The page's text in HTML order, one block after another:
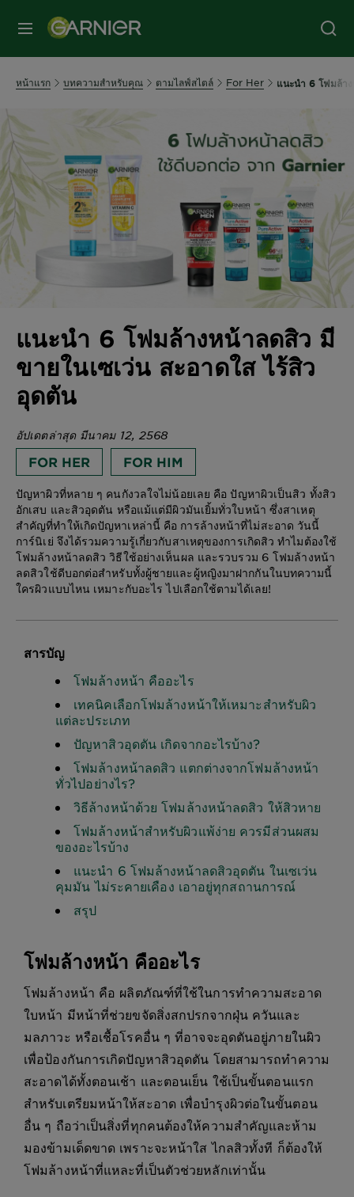
หน้าแรก บทความสำหรับคุณ ตามไลฟ์สไตล์ For Her แนะนำ 6 โฟมล้า
แนะนำ 6 โฟมล้างหน้าลดสิว มี
ขายในเซเว่น สะอาดใส ไร้สิว
อุดตัน
อัปเดตล่าสุด มีนาคม 12, 2568
FOR HER FOR HIM
ปัญหาผิวที่หลาย ๆ คนกังวลใจไม่น้อยเลย คือ ปัญหาผิวเป็นสิว ทั้งสิว
อักเสบ และสิวอุดตัน หรือแม้แต่มีผิวมันเยิ้มทั่วใบหน้า ซึ่งสาเหตุ
สำคัญที่ทำให้เกิดปัญหาเหล่านี้ คือ การล้างหน้าที่ไม่สะอาด วันนี้
การ์นิเย่ จึงได้รวมความรู้เกี่ยวกับสาเหตุของการเกิดสิว ทำไมต้องใช้
โฟมล้างหน้าลดสิว วิธีใช้อย่างเห็นผล และรวบรวม 6 โฟมล้างหน้า
ลดสิวใช้ดีบอกต่อสำหรับทั้งผู้ชายและผู้หญิงมาฝากกันในบทความนี้
ใครผิวแบบไหน เหมาะกับอะไร ไปเลือกใช้ตามได้เลย!
สารบัญ
โฟมล้างหน้า คืออะไร
เทคนิคเลือกโฟมล้างหน้าให้เหมาะสำหรับผิว
แต่ละประเภท
ปัญหาสิวอุดตัน เกิดจากอะไรบ้าง?
โฟมล้างหน้าลดสิว แตกต่างจากโฟมล้างหน้า
ทั่วไปอย่างไร?
วิธีล้างหน้าด้วย โฟมล้างหน้าลดสิว ให้สิวหาย
โฟมล้างหน้าสำหรับผิวแพ้ง่าย ควรมีส่วนผสม
ของอะไรบ้าง
แนะนำ 6 โฟมล้างหน้าลดสิวอุดตัน ในเซเว่น
คุมมัน ไม่ระคายเคือง เอาอยู่ทุกสถานการณ์
สรุป
โฟมล้างหน้า คืออะไร
โฟมล้างหน้า คือ ผลิตภัณฑ์ที่ใช้ในการทำความสะอาด
ใบหน้า มีหน้าที่ช่วยขจัดสิ่งสกปรกจากฝุ่น ควันและ
มลภาวะ หรือเชื้อโรคอื่น ๆ ที่อาจจะอุดตันอยู่ภายในผิว
เพื่อป้องกันการเกิดปัญหาสิวอุดตัน โดยสามารถทำความ
สะอาดได้ทั้งตอนเช้า และตอนเย็น ใช้เป็นขั้นตอนแรก
สำหรับเตรียมหน้าให้สะอาด เพื่อบำรุงผิวต่อในขั้นตอน
อื่น ๆ ถือว่าเป็นสิ่งที่ทุกคนต้องให้ความสำคัญและห้าม
มองข้ามเด็ดขาด เพราะจะหน้าใส ไกลสิวทั้งที ก็ต้องให้
โฟมล้างหน้าที่แหละที่เป็นตัวช่วยหลักเท่านั้น